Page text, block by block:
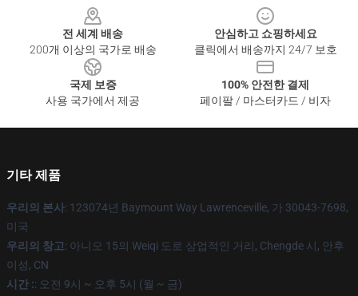
전 세계 배송
200개 이상의 국가로 배송
안심하고 쇼핑하세요
클릭에서 배송까지 24/7 보호
국제 보증
사용 국가에서 제공
100% 안전한 결제
페이팔 / 마스터카드 / 비자
기타 제품
우리의 본사: 123074년 Baymount Way Lawrenceville, 가 30043-7698,
미국
우리의 창고: 아니오 15의 Weiqi 도로 상업적인 거리, Chengde 시, 안후
이성, CN
시간 :: 오전 9시 ~ 오후 5시 (월 ~ 금)